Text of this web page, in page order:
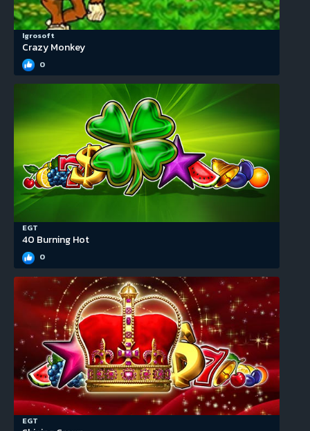
Igrosoft
Crazy Monkey
0
EGT
40 Burning Hot
0
EGT